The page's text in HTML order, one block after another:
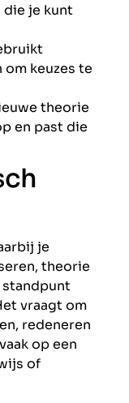
die je kunt
keuzes te
theorie
en past die
je
theorie
standpunt
vraagt om
redeneren
op een
of